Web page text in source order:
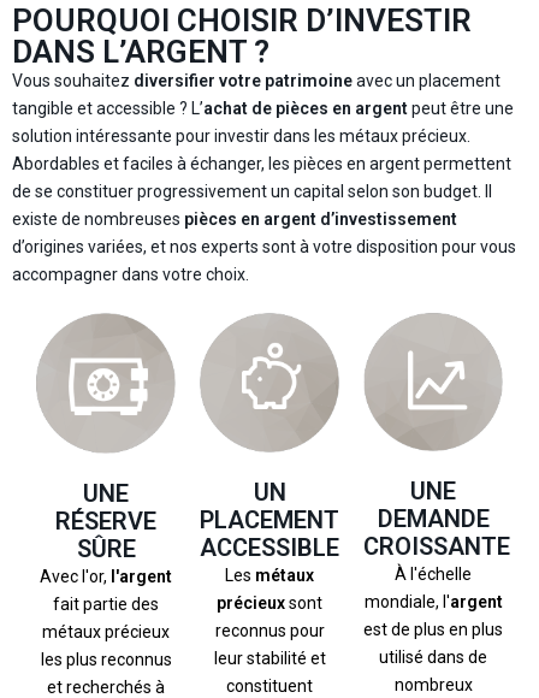
POURQUOI CHOISIR D’INVESTIR
DANS L’ARGENT ?
Vous souhaitez diversifier votre patrimoineavec un placement
tangible et accessible ? L’achat de pièces en argentpeut être une
solution intéressante pour investir dans les métaux précieux.
Abordables et faciles à échanger, les pièces en argent permettent
de se constituer progressivement un capital selon son budget. Il
existe de nombreuses pièces en argent d’investissement
d’origines variées, et nos experts sont à votre disposition pour vous
accompagner dans votre choix.
UNE
RÉSERVE
SÛRE
Avec l'or, l'argent
fait partie des
métaux précieux
les plus reconnus
et recherchés à
UN
PLACEMENT
ACCESSIBLE
Les métaux
précieuxsont
reconnus pour
leur stabilité et
constituent
UNE
DEMANDE
CROISSANTE
À l'échelle
mondiale, l'argent
est de plus en plus
utilisé dans de
nombreux